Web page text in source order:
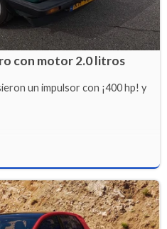
con motor 2.0 litros
un impulsor con ¡400 hp! y